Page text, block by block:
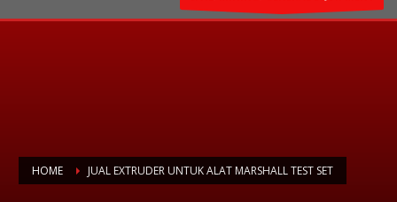
HOME JUAL EXTRUDER UNTUK ALAT MARSHALL TEST SET